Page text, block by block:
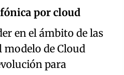
por cloud
en el ámbito de las
modelo de Cloud
para